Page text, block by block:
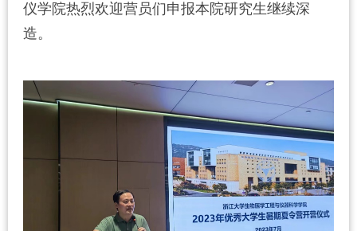
仪学院热烈欢迎营员们申报本院研究生继续深
造。